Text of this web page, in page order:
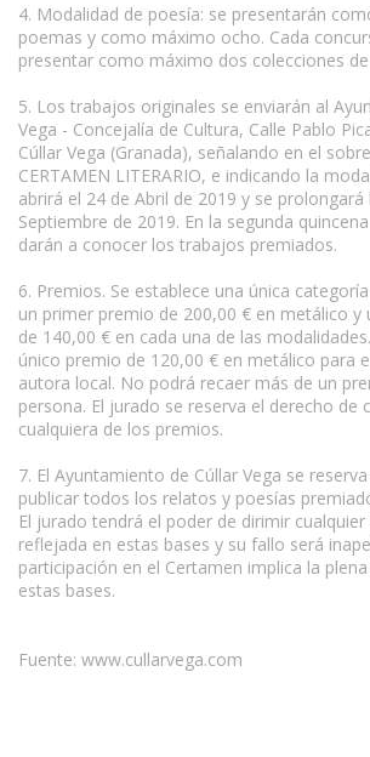
4. Modalidad de poesía: se presentarán
poemas y como máximo ocho. Cada
presentar como máximo dos colecciones
5. Los trabajos originales se enviarán al
Vega - Concejalía de Cultura, Calle Pablo
Cúllar Vega (Granada), señalando en el sobre
CERTAMEN LITERARIO, e indicando la
abrirá el 24 de Abril de 2019 y se prolongará
Septiembre de 2019. En la segunda
darán a conocer los trabajos premiados.
6. Premios. Se establece una única
un primer premio de 200,00 € en metálico y
de 140,00 € en cada una de las
único premio de 120,00 € en metálico para
autora local. No podrá recaer más de un
persona. El jurado se reserva el derecho de
cualquiera de los premios.
7. El Ayuntamiento de Cúllar Vega se
publicar todos los relatos y poesías
El jurado tendrá el poder de dirimir
reflejada en estas bases y su fallo será
participación en el Certamen implica la
estas bases.
Fuente: www.cullarvega.com